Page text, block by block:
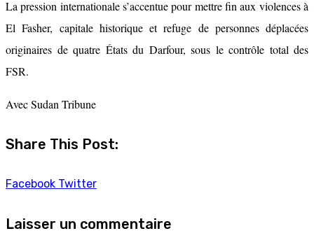
La pression internationale s’accentue pour mettre fin aux violences à
El Fasher, capitale historique et refuge de personnes déplacées
originaires de quatre États du Darfour, sous le contrôle total des
FSR.
Avec Sudan Tribune
Share This Post:
Facebook Twitter
Laisser un commentaire